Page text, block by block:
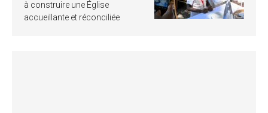
à construire une Église
accueillante et réconciliée